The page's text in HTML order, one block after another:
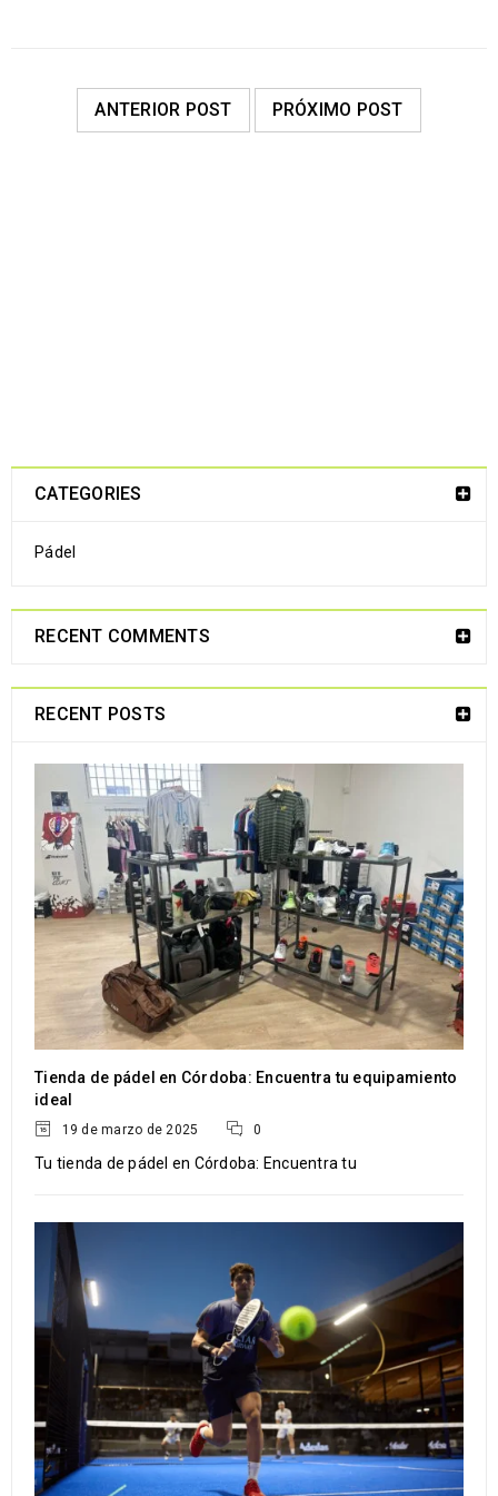
ANTERIOR POST PRÓXIMO POST
LEER MÁS
28
MAR
LEER MÁS
28
MAR
LEER MÁS
28
MAR
CATEGORIES
Pádel
RECENT COMMENTS
RECENT POSTS
Tienda de pádel en Córdoba: Encuentra tu equipamiento
ideal
19 de marzo de 2025 0
Tu tienda de pádel en Córdoba: Encuentra tu